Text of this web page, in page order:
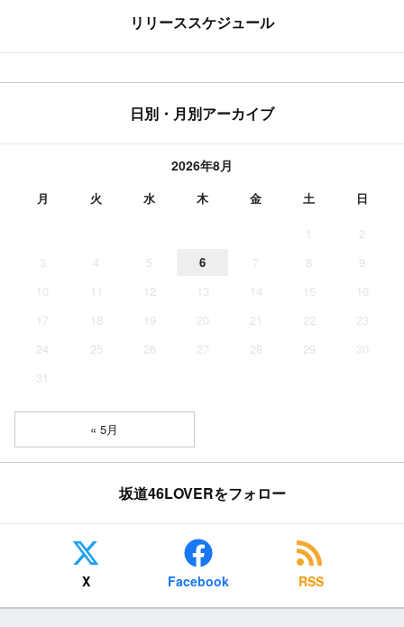
リリーススケジュール
日別・月別アーカイブ
2026年8月
月 火 水 木 金 土 日
1
2
3
4 5 6 7 8
9
10
11 12 13 14 15
16
17
18 19 20 21 22
23
24
25 26 27 28 29
30
31
« 5月
坂道46LOVERをフォロー
X Facebook RSS